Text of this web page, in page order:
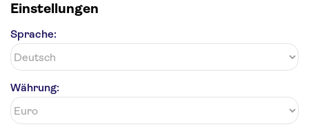
Einstellungen
Sprache:
Währung: